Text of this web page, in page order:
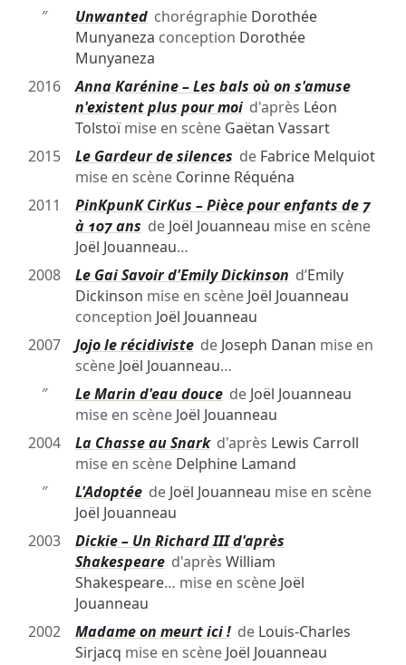
″
Unwantedchorégraphie Dorothée
Munyaneza conception Dorothée
Munyaneza
2016
Anna Karénine – Les bals où on s'amuse
n'existent plus pour moid'après Léon
Tolstoïmise en scène Gaëtan Vassart
2015
Le Gardeur de silences de Fabrice Melquiot
mise en scène Corinne Réquéna
2011
PinKpunK CirKus – Pièce pour enfants de 7
à 107 ans de Joël Jouanneau mise en scène
Joël Jouanneau…
2008
Le Gai Savoir d'Emily Dickinson d’Emily
Dickinson mise en scène Joël Jouanneau
conception Joël Jouanneau
2007
Jojo le récidivistede Joseph Danan mise en
scène Joël Jouanneau…
″
Le Marin d'eau doucede Joël Jouanneau
mise en scène Joël Jouanneau
2004
La Chasse au Snarkd'après Lewis Carroll
mise en scène Delphine Lamand
″
L'Adoptéede Joël Jouanneau mise en scène
Joël Jouanneau
2003
Dickie – Un Richard III d'après
Shakespeared'après William
Shakespeare… mise en scène Joël
Jouanneau
2002
Madame on meurt ici !de Louis-Charles
Sirjacq mise en scène Joël Jouanneau